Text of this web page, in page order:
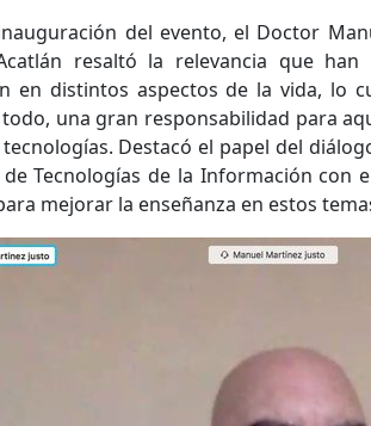
del evento, el Doctor
resaltó la relevancia que
en distintos aspectos de la vida, lo
una gran responsabilidad para
Destacó el papel del
Tecnologías de la Información con
mejorar la enseñanza en estos